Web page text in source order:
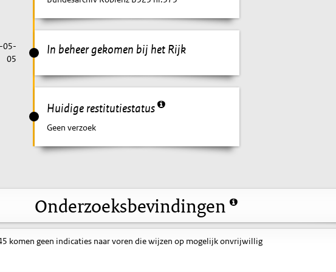
In beheer gekomen bij het Rijk
05-
05
Huidige restitutiestatus
Geen verzoek
Onderzoeksbevindingen
komen geen indicaties naar voren die wijzen op mogelijk onvrijwillig